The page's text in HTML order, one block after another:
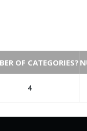
OF CATEGORIES?
4